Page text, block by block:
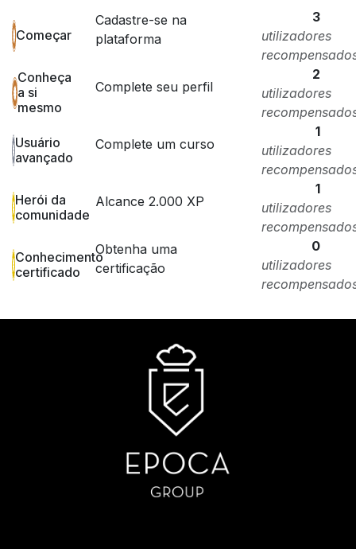
Começar
Cadastre-se na
plataforma
3
utilizadores
Conheça
a si
mesmo
Complete seu perfil
2
utilizadores
Usuário
avançado
Complete um curso
1
utilizadores
Herói da
comunidade
Alcance 2.000 XP
1
utilizadores
Conhecimento
certificado
Obtenha uma
certificação
0
utilizadores